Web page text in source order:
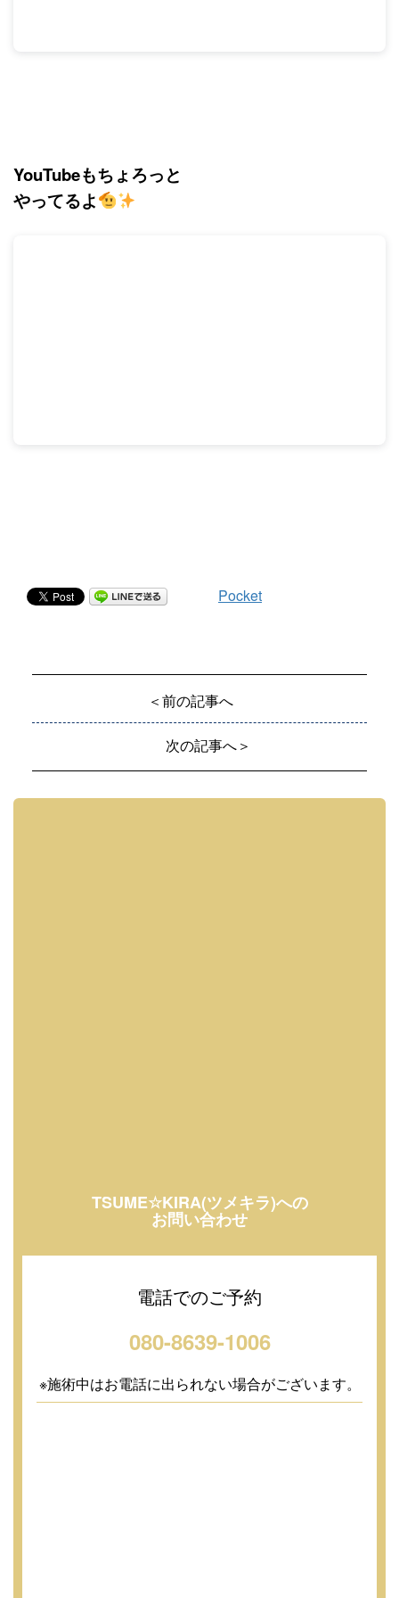
YouTubeもちょろっと
やってるよ
Pocket
＜前の記事へ
次の記事へ＞
TSUME☆KIRA(ツメキラ)への
お問い合わせ
電話でのご予約
080-8639-1006
※施術中はお電話に出られない場合がございます。